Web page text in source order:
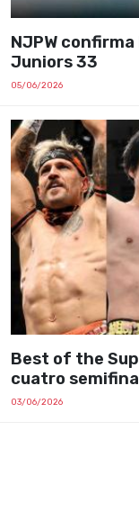
NJPW
Juniors 33
05/06/2026
Best of the
cuatro
03/06/2026